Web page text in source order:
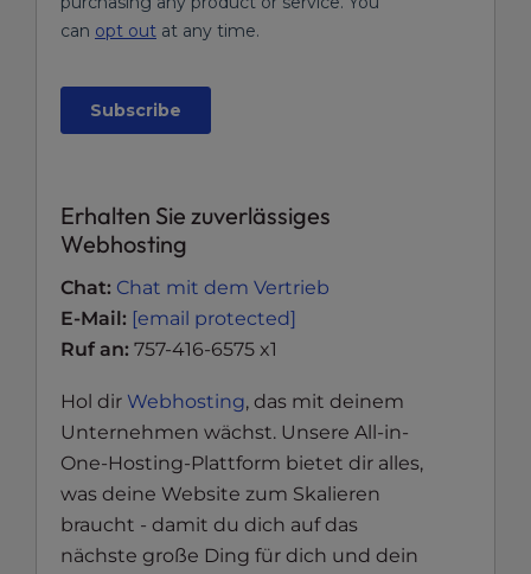
Erhalten Sie zuverlässiges
Webhosting
Chat: Chat mit dem Vertrieb
E-Mail: [email protected]
Ruf an: 757-416-6575 x1
Hol dir Webhosting, das mit deinem
Unternehmen wächst. Unsere All-in-
One-Hosting-Plattform bietet dir alles,
was deine Website zum Skalieren
braucht - damit du dich auf das
nächste große Ding für dich und dein